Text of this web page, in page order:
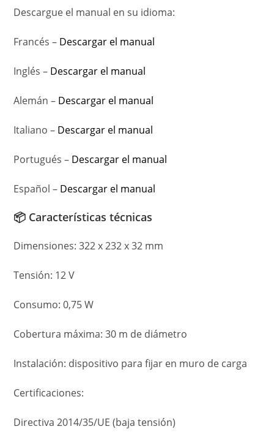
Descargue el manual en su idioma:
Francés – Descargar el manual
Inglés – Descargar el manual
Alemán – Descargar el manual
Italiano – Descargar el manual
Portugués – Descargar el manual
Español – Descargar el manual
📦 Características técnicas
Dimensiones: 322 x 232 x 32 mm
Tensión: 12 V
Consumo: 0,75 W
Cobertura máxima: 30 m de diámetro
Instalación: dispositivo para fijar en muro de carga
Certificaciones:
Directiva 2014/35/UE (baja tensión)